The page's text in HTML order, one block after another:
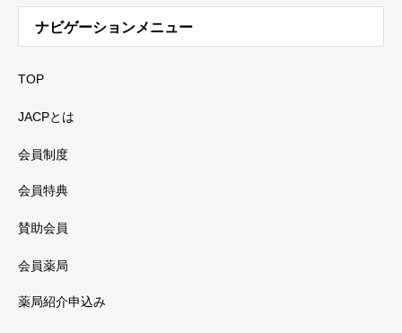
ナビゲーションメニュー
TOP
JACPとは
会員制度
会員特典
賛助会員
会員薬局
薬局紹介申込み